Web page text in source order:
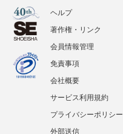
ヘルプ
著作権・リンク
会員情報管理
免責事項
会社概要
サービス利用規約
プライバシーポリシー
外部送信